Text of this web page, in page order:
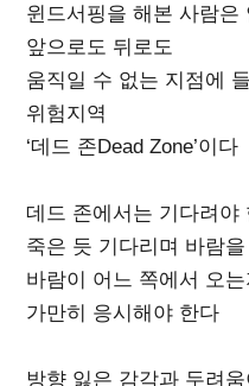
윈드서핑을 해본 사람은
앞으로도 뒤로도
움직일 수 없는 지점에
위험지역
‘데드 존Dead Zone’이다
데드 존에서는 기다려야
죽은 듯 기다리며 바람
바람이 어느 쪽에서 오는
가만히 응시해야 한다
방향 잃은 감각과 두려움